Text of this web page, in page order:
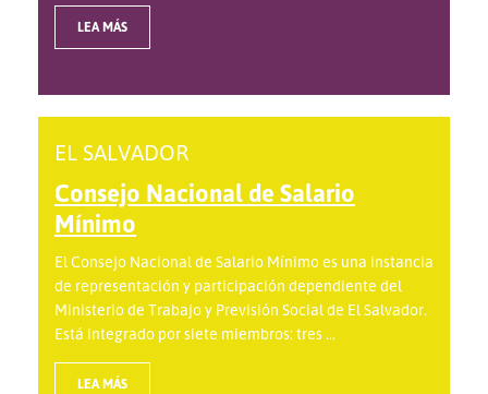
LEA MÁS
EL SALVADOR
Consejo Nacional de Salario
Mínimo
El Consejo Nacional de Salario Mínimo es una instancia
de representación y participación dependiente del
Ministerio de Trabajo y Previsión Social de El Salvador.
Está integrado por siete miembros: tres ...
LEA MÁS